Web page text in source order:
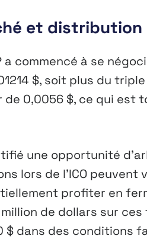
et
commencé à se
$, soit plus du
0,0056 $, ce qui est
une opportunité
lors de l’ICO peuvent
profiter en
de dollars sur
dans des conditions